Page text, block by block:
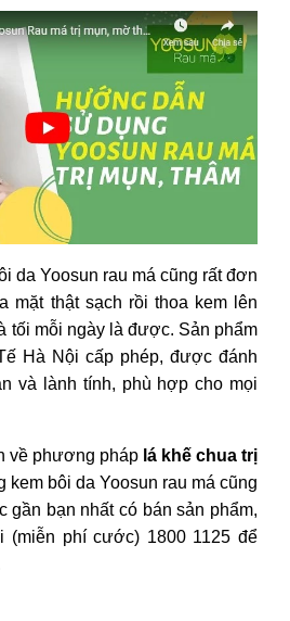
da Yoosun rau má cũng rất đơn
mặt thật sạch rồi thoa kem lên
tối mỗi ngày là được. Sản phẩm
Hà Nội cấp phép, được đánh
và lành tính, phù hợp cho mọi
về phương pháp lá khế chua trị
kem bôi da Yoosun rau má cũng
gần bạn nhất có bán sản phẩm,
(miễn phí cước) 1800 1125 để